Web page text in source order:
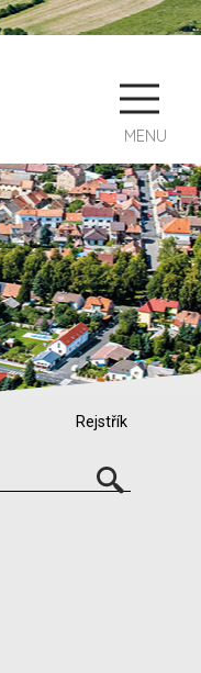
MENU
Rejstřík